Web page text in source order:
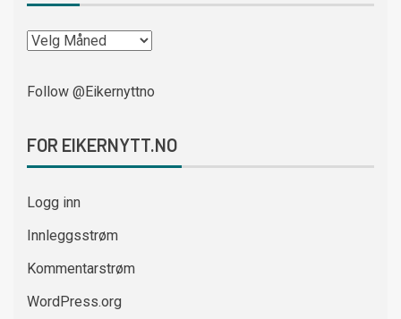
Follow @Eikernyttno
FOR EIKERNYTT.NO
Logg inn
Innleggsstrøm
Kommentarstrøm
WordPress.org